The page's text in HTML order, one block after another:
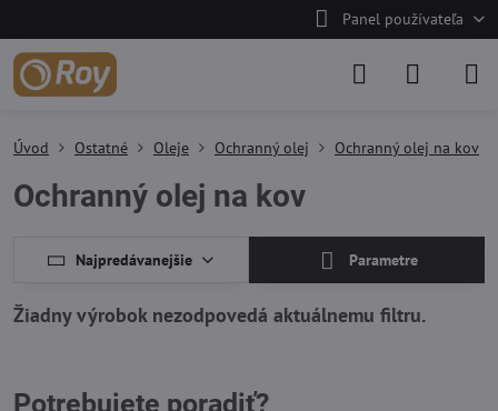
Panel používateľa
Úvod Ostatné Oleje Ochranný olej Ochranný olej na kov
Ochranný olej na kov
Najpredávanejšie Parametre
Potrebujete poradiť?